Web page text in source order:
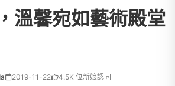
溫馨宛如藝術殿堂
2019-11-22 4.5K 位新娘認同